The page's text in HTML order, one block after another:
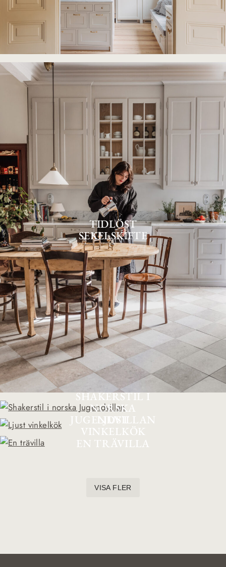
TIDLÖST
SEKELSKIFTE
SHAKERSTIL I
NORSKA
JUGENDVILLAN
LJUST
VINKELKÖK
EN TRÄVILLA
VISA FLER